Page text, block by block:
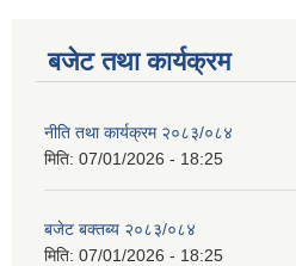
बजेट तथा कार्यक्रम
नीति तथा कार्यक्रम २०८३/०८४
मिति: 07/01/2026 - 18:25
बजेट बक्तब्य २०८३/०८४
मिति: 07/01/2026 - 18:25